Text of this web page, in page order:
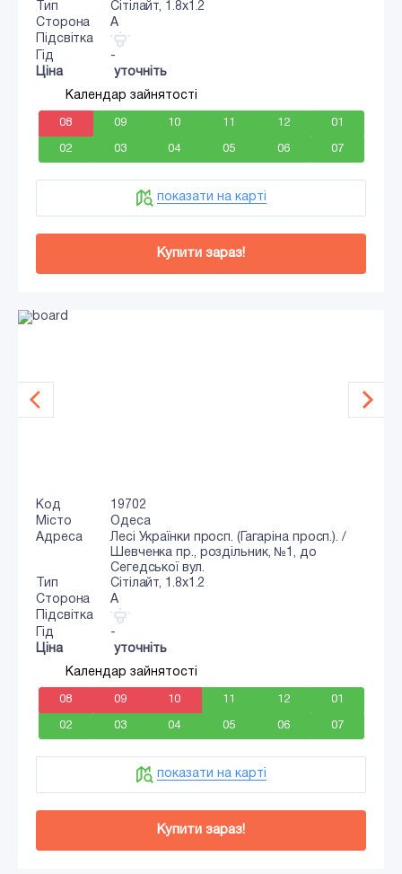
Тип
Сiтiлайт, 1.8x1.2
Сторона
A
Підсвітка
Гід
-
Ціна
уточніть
Календар зайнятості
08 09 10 11 12 01
02 03 04 05 06 07
показати на карті
Купити зараз!
Код
19702
Місто
Одеса
Адреса
Лесі Українки просп. (Гагаріна просп.). /
Шевченка пр., роздільник, №1, до
Сегедської вул.
Тип
Сiтiлайт, 1.8x1.2
Сторона
A
Підсвітка
Гід
-
Ціна
уточніть
Календар зайнятості
08 09 10 11 12 01
02 03 04 05 06 07
показати на карті
Купити зараз!